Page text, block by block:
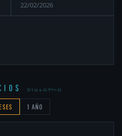
22/02/2026
HISTORICO
1 AÑO